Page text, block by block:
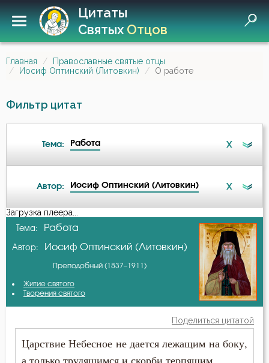
Цитаты
СвятыхОтцов
Главная
Православные святые отцы
Иосиф Оптинский (Литовкин)
О работе
Фильтр цитат
Тема: Работа X
Ад
Бесстрастие
Благоговение
Автор: Иосиф Оптинский (Литовкин) X
А-я
Авва Исайя (Скитский)
Антоний Великий
Антоний Оптинский (Путилов)
Варсонофий Оптинский (Плиханков)
Загрузка плеера...
Тема: Работа
Автор: Иосиф Оптинский (Литовкин)
Преподобный (1837–1911)
Житие святого
Творения святого
Поделиться цитатой
Царствие Небесное не дается лежащим на боку,